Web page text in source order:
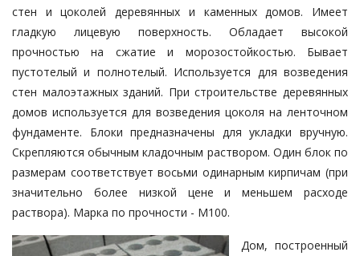
стен и цоколей деревянных и каменных домов. Имеет
гладкую лицевую поверхность. Обладает высокой
прочностью на сжатие и морозостойкостью. Бывает
пустотелый и полнотелый. Используется для возведения
стен малоэтажных зданий. При строительстве деревянных
домов используется для возведения цоколя на ленточном
фундаменте. Блоки предназначены для укладки вручную.
Скрепляются обычным кладочным раствором. Один блок по
размерам соответствует восьми одинарным кирпичам (при
значительно более низкой цене и меньшем расходе
раствора). Марка по прочности - М100.
Дом, построенный